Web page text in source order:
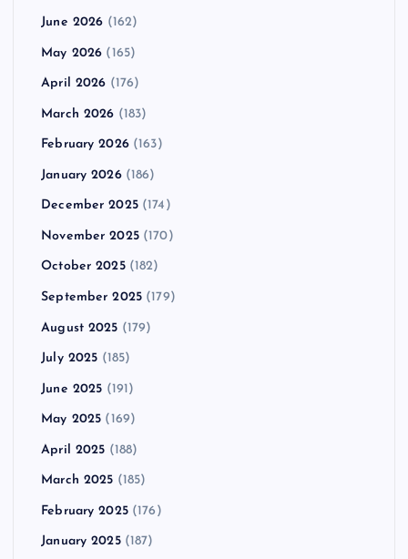
June 2026 (162)
May 2026 (165)
April 2026 (176)
March 2026 (183)
February 2026(163)
January 2026(186)
December 2025(174)
November 2025(170)
October 2025(182)
September 2025 (179)
August 2025 (179)
July 2025 (185)
June 2025 (191)
May 2025 (169)
April 2025 (188)
March 2025 (185)
February 2025(176)
January 2025(187)